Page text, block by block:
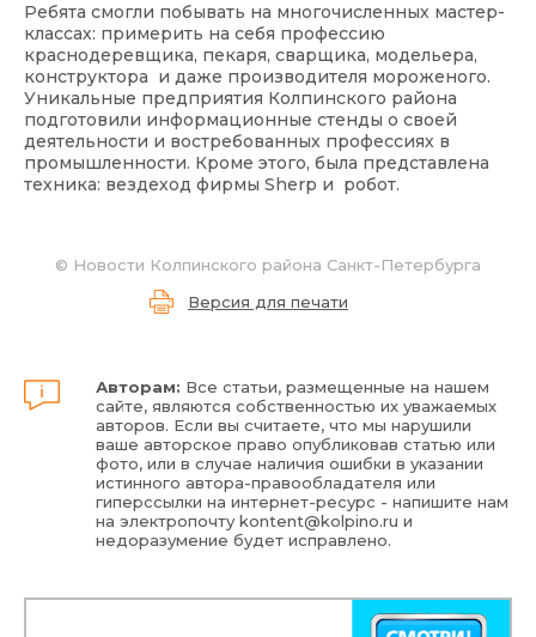
Ребята смогли побывать на многочисленных мастер-
классах: примерить на себя профессию
краснодеревщика, пекаря, сварщика, модельера,
конструктора и даже производителя мороженого.
Уникальные предприятия Колпинского района
подготовили информационные стенды о своей
деятельности и востребованных профессиях в
промышленности. Кроме этого, была представлена
техника: вездеход фирмы Sherp и робот.
© Новости Колпинского района Санкт-Петербурга
Версия для печати
Авторам: Все статьи, размещенные на нашем
сайте, являются собственностью их уважаемых
авторов. Если вы считаете, что мы нарушили
ваше авторское право опубликовав статью или
фото, или в случае наличия ошибки в указании
истинного автора-правообладателя или
гиперссылки на интернет-ресурс - напишите нам
на электропочтуkontent@kolpino.ru и
недоразумение будет исправлено.